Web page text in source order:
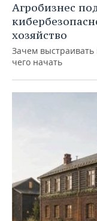
Агробизнес
хозяйство
Зачем выстраивать
чего начать